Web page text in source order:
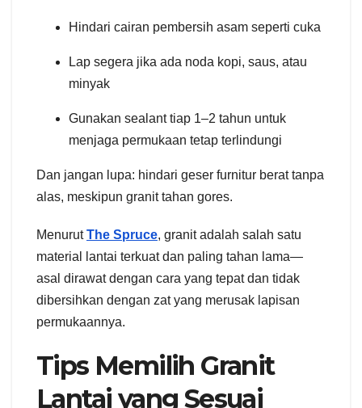
Hindari cairan pembersih asam seperti cuka
Lap segera jika ada noda kopi, saus, atau
minyak
Gunakan sealant tiap 1–2 tahun untuk
menjaga permukaan tetap terlindungi
Dan jangan lupa: hindari geser furnitur berat tanpa
alas, meskipun granit tahan gores.
MenurutThe Spruce, granit adalah salah satu
material lantai terkuat dan paling tahan lama—
asal dirawat dengan cara yang tepat dan tidak
dibersihkan dengan zat yang merusak lapisan
permukaannya.
Tips Memilih Granit
Lantai yang Sesuai